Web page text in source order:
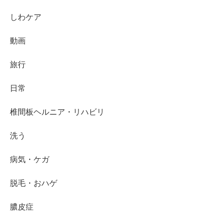
しわケア
動画
旅行
日常
椎間板ヘルニア・リハビリ
洗う
病気・ケガ
脱毛・おハゲ
膿皮症